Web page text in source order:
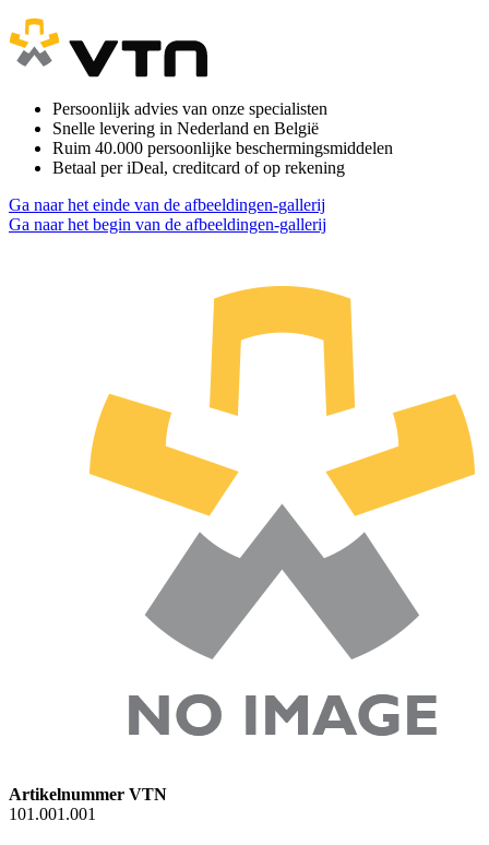
Persoonlijk advies van onze specialisten
Snelle levering in Nederland en België
Ruim 40.000 persoonlijke beschermingsmiddelen
Betaal per iDeal, creditcard of op rekening
Ga naar het einde van de afbeeldingen-gallerij
Ga naar het begin van de afbeeldingen-gallerij
Artikelnummer VTN
101.001.001